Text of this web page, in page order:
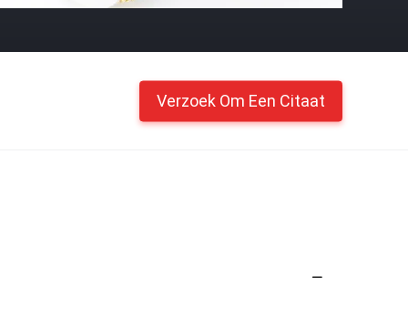
Verzoek Om Een Citaat